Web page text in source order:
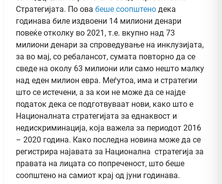
Стратегијата. По ова беше соопштено дека
годинава биле издвоени 14 милиони денари
повеќе отколку во 2021, т.е. вкупно над 73
милиони денари за спроведување на инклузијата,
за во мај, со ребалансот, сумата повторно да се
сведе на околу 63 милиони или само нешто малку
над еден милион евра. Меѓутоа, има и стратегии
што се истечени, а за кои не може да се најде
податок дека се подготвуваат нови, како што е
Националната стратегијата за еднаквост и
недискриминација, која важела за периодот 2016
– 2020 година. Како последна новина може да се
регистрира најавата за Национална стратегија за
правата на лицата со попреченост, што беше
соопштено на самиот крај од јуни годинава.